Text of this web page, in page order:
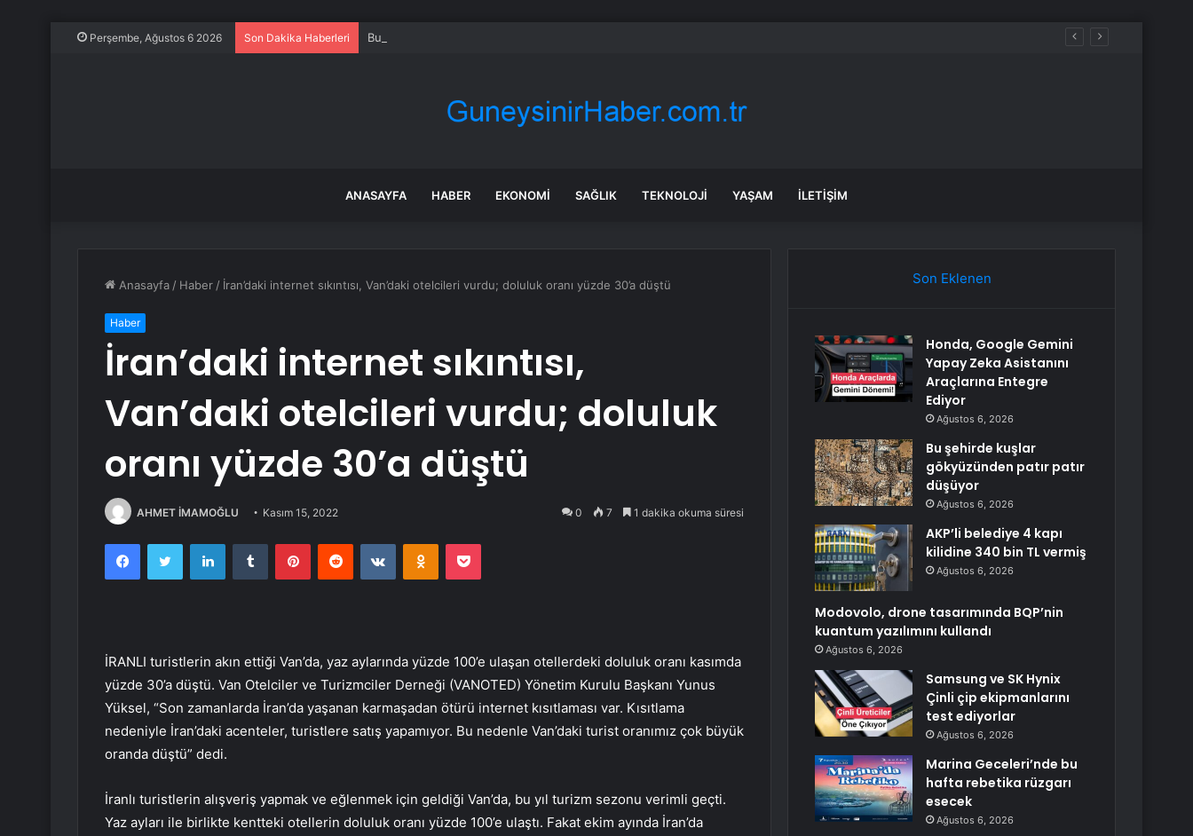
Perşembe, Ağustos 6 2026 Son Dakika Haberleri Bu şehirde kuşlar gökyüzünden patır patır düşüyor
ANASAYFA HABER EKONOMI SAĞLIK TEKNOLOJI YAŞAM İLETIŞIM
Anasayfa / Haber / İran’daki internet sıkıntısı, Van’daki otelcileri vurdu; doluluk oranı yüzde 30’a düştü
Haber
İran’daki internet sıkıntısı,
Van’daki otelcileri vurdu; doluluk
oranı yüzde 30’a düştü
AHMET İMAMOĞLU Kasım 15, 2022 0 7 1 dakika okuma süresi
FacebookTwitter LinkedInTumblr PinterestReddit VKontakteOdnoklassniki
Pocket
İRANLI turistlerin akın ettiği Van’da, yaz aylarında yüzde 100’e ulaşan otellerdeki doluluk oranı kasımda
yüzde 30’a düştü. Van Otelciler ve Turizmciler Derneği (VANOTED) Yönetim Kurulu Başkanı Yunus
Yüksel, “Son zamanlarda İran’da yaşanan karmaşadan ötürü internet kısıtlaması var. Kısıtlama
nedeniyle İran’daki acenteler, turistlere satış yapamıyor. Bu nedenle Van’daki turist oranımız çok büyük
oranda düştü” dedi.
İranlı turistlerin alışveriş yapmak ve eğlenmek için geldiği Van’da, bu yıl turizm sezonu verimli geçti.
Yaz ayları ile birlikte kentteki otellerin doluluk oranı yüzde 100’e ulaştı. Fakat ekim ayında İran’da
Son Eklenen
Honda, Google Gemini
Yapay Zeka Asistanını
Araçlarına Entegre
Ediyor
Ağustos 6, 2026
Bu şehirde kuşlar
gökyüzünden patır patır
düşüyor
Ağustos 6, 2026
AKP’li belediye 4 kapı
kilidine 340 bin TL vermiş
Ağustos 6, 2026
Modovolo, drone tasarımında BQP’nin
kuantum yazılımını kullandı
Ağustos 6, 2026
Samsung ve SK Hynix
Çinli çip ekipmanlarını
test ediyorlar
Ağustos 6, 2026
Marina Geceleri’nde bu
hafta rebetika rüzgarı
esecek
Ağustos 6, 2026